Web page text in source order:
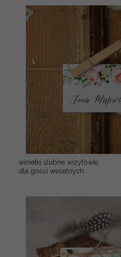
winietki ślubne wizytówki
dla gości weselnych